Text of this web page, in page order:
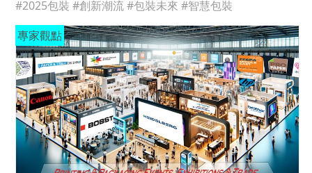
時的包裝材料 - 將成為過去。 面向未來的包裝 STI 集團在
德魯巴展會上的重點是如何根據不斷發展的立法和數位概
念開發永續包裝。 2024年5月28日至6月7日期間，折疊盒
專家將分享他們的創新最佳實踐解決方案，並在接觸點包
裝舞台上發表精彩的演講。 STI 集團將在 Drupa2024上
亮相 3 號展廳/B31。 內容來源： https://meprinter.com/
裝展會上，永續發展、智慧包裝和電子商務包裝等未來主
題受到關注。接下來讓我們來將揭開 2025 年包裝產業如
何兼顧美學與環保的趨勢。 2025年包裝趨勢的方向 2025
包裝趨勢：綠色、循環、輕量化 鑑於消費者需求、零售商
要求、政府法規和企業承諾，永續發展已連續第四年成為
成為包裝產業的趨勢。 Euromonitor 表示：“循環經濟已
成為包裝發展最強大的推動力，因為消費者情緒、企業承
諾和日益嚴格的監管對包裝施加了越來越大的壓力，要求
其不污染環境。 ” 消費者對環保產品的需求日益增長，這
促使企業必須重新思考包裝設計，來減少對環境的負擔。
#2025包裝 #創新潮流#包裝未來 #智慧包裝
專家觀點